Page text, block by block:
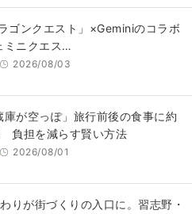
ゴンクエスト」×Geminiのコラボ
ミニクエス…
2026/08/03
庫が空っぽ」旅行前後の食事に約
負担を減らす賢い方法
2026/08/01
りが街づくりの入口に。習志野・